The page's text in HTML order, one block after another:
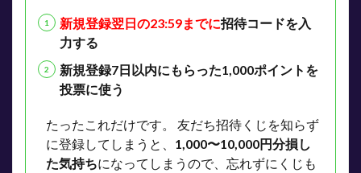
新規登録翌日の23:59までに招待コードを入
力する
新規登録7日以内にもらった1,000ポイントを
投票に使う
たったこれだけです。
友だち招待くじを知らず
に登録してしまうと、 1,000〜10,000円分損し
た気持ちになってしまうので、忘れずにくじも